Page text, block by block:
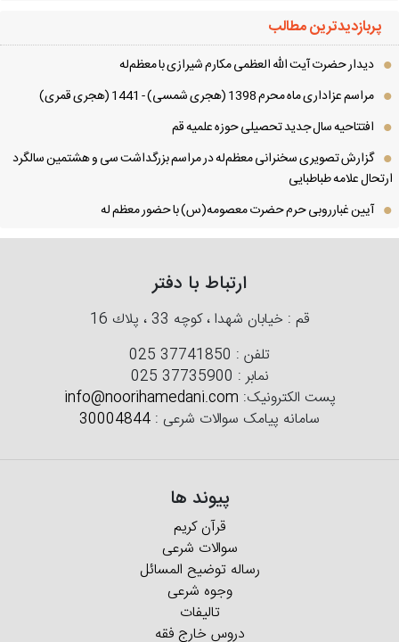
پربازدیدترین مطالب
دیدار حضرت آیت الله العظمی مكارم شیرازی با معظم‌له
مراسم عزاداری ماه محرم 1398 (هجری شمسی) - 1441 (هجری قمری)
افتتاحیه سال جدید تحصیلی حوزه علمیه قم
گزارش تصویری سخنرانی معظم‌له در مراسم بزرگداشت سی و هشتمین سالگرد
علامه طباطبایی
آیین غبارروبی حرم حضرت معصومه(س) با حضور معظم له
ارتباط با دفتر
قم : خیابان شهدا ، كوچه 33 ، پلاك 16
تلفن :025 37741850
نمابر :025 37735900
پست الکترونیک:info@noorihamedani.com
سامانه پیامک سوالات شرعی : 30004844
پیوند ها
قرآن کریم
سوالات شرعی
رساله توضیح المسائل
وجوه شرعی
تالیفات
دروس خارج فقه